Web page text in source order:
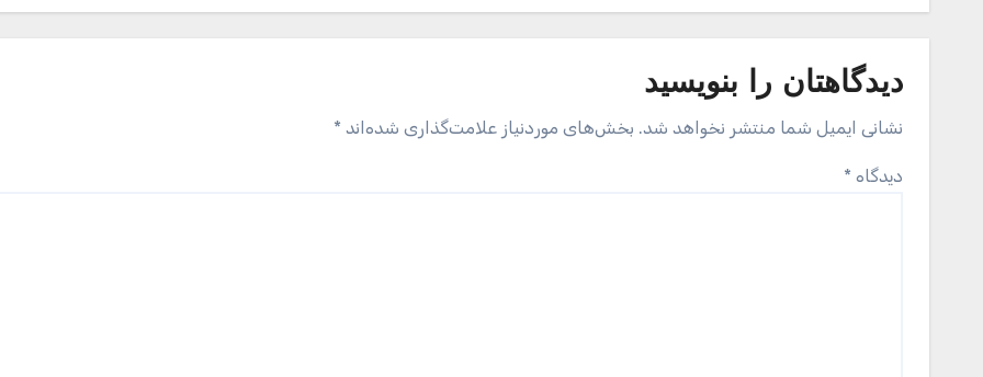
دیدگاهتان را بنویسید
نشانی ایمیل شما منتشر نخواهد شد. بخش‌های موردنیاز علامت‌گذاری شده‌اند *
دیدگاه *